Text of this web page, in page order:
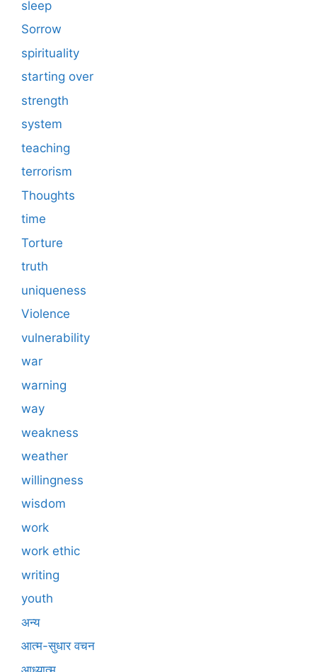
sleep
Sorrow
spirituality
starting over
strength
system
teaching
terrorism
Thoughts
time
Torture
truth
uniqueness
Violence
vulnerability
war
warning
way
weakness
weather
willingness
wisdom
work
work ethic
writing
youth
अन्य
आत्म-सुधार वचन